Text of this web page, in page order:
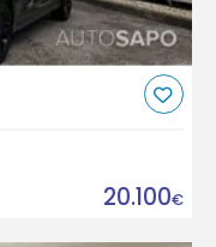
20.100€